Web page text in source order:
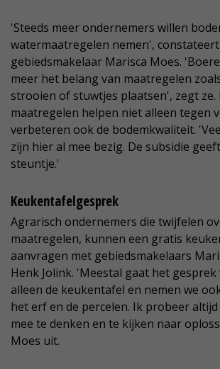
'Steeds meer ondernemers willen
watermaatregelen nemen', constateert
gebiedsmakelaar Marisca Moes.
meer het belang van maatregelen
strooien of stuwtjes plaatsen', zegt ze.
maatregelen helpen niet alleen tegen
verbeteren ook de bodemkwaliteit.
zijn hier al mee bezig. De subsidie
steuntje.'
Keukentafelgesprek
Agrarisch ondernemers die twijfelen
maatregelen, kunnen een gratis
aanvragen met gebiedsmakelaars
Henk Jolink. 'Meestal gaat het gesprek
alleen de keukentafel en nemen we
het erf en de percelen. Ik probeer
mee te denken en te kijken naar
Moes uit.